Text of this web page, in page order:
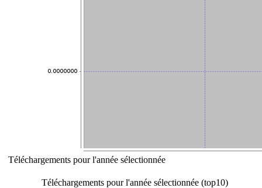
Téléchargements pour l'année sélectionnée
Téléchargements pour l'année sélectionnée (top10)